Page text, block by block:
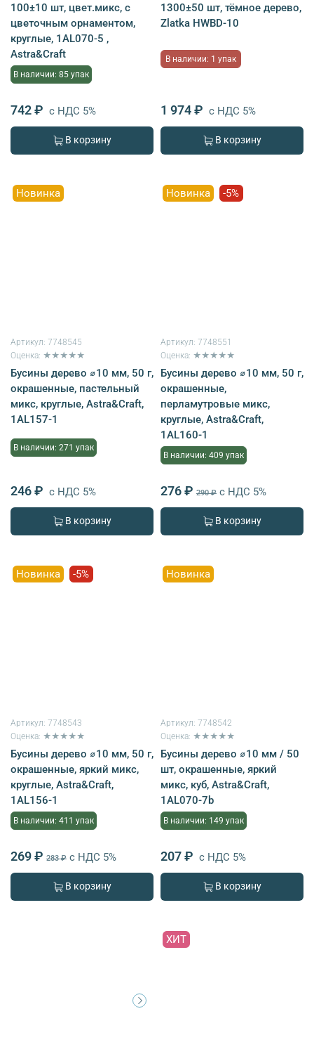
100±10 шт, цвет.микс, с
цветочным орнаментом,
круглые, 1AL070-5 ,
Astra&Craft
В наличии: 85 упак
742 ₽ с НДС 5%
В корзину
1300±50 шт, тёмное дерево,
Zlatka HWBD-10
В наличии: 1 упак
1 974 ₽ с НДС 5%
В корзину
Новинка
Артикул: 7748545
Оценка: ★★★★★
Бусины дерево ⌀10 мм, 50 г,
окрашенные, пастельный
микс, круглые, Astra&Craft,
1AL157-1
В наличии: 271 упак
246 ₽ с НДС 5%
В корзину
Новинка -5%
Артикул: 7748551
Оценка: ★★★★★
Бусины дерево ⌀10 мм, 50 г,
окрашенные,
перламутровые микс,
круглые, Astra&Craft,
1AL160-1
В наличии: 409 упак
276 ₽ 290 ₽ с НДС 5%
В корзину
Новинка -5%
Артикул: 7748543
Оценка: ★★★★★
Бусины дерево ⌀10 мм, 50 г,
окрашенные, яркий микс,
круглые, Astra&Craft,
1AL156-1
В наличии: 411 упак
269 ₽ 283 ₽ с НДС 5%
В корзину
Новинка
Артикул: 7748542
Оценка: ★★★★★
Бусины дерево ⌀10 мм / 50
шт, окрашенные, яркий
микс, куб, Astra&Craft,
1AL070-7b
В наличии: 149 упак
207 ₽ с НДС 5%
В корзину
ХИТ